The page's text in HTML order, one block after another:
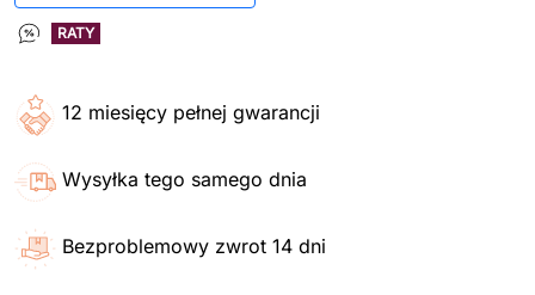
RATY
12 miesięcy pełnej gwarancji
Wysyłka tego samego dnia
Bezproblemowy zwrot 14 dni